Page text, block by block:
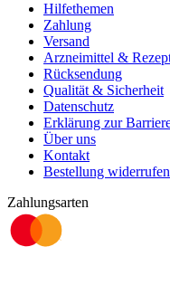
Hilfethemen
Zahlung
Versand
Arzneimittel &
Rücksendung
Qualität & Sicherheit
Datenschutz
Erklärung zur
Über uns
Kontakt
Bestellung widerrufen
Zahlungsarten